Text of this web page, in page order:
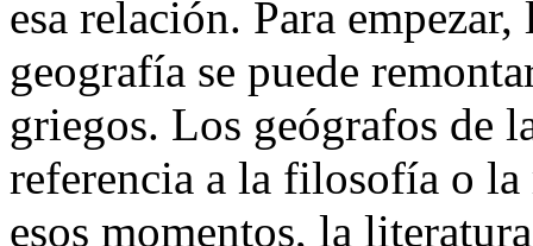
esa relación. Para
geografía se puede
griegos. Los geógrafos de
referencia a la filosofía o
esos momentos, la